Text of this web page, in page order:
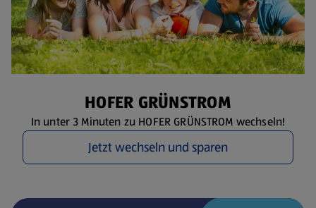
HOFER GRÜNSTROM
In unter 3 Minuten zu HOFER GRÜNSTROM wechseln!
Jetzt wechseln und sparen